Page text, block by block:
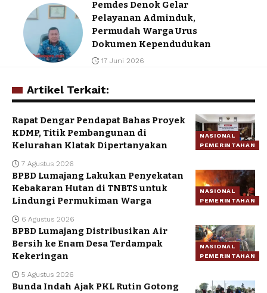
Pemdes Denok Gelar
Pelayanan Adminduk,
Permudah Warga Urus
Dokumen Kependudukan
17 Juni 2026
Artikel Terkait:
NASIONAL
PEMERINTAHAN
Rapat Dengar Pendapat Bahas Proyek
KDMP, Titik Pembangunan di
Kelurahan Klatak Dipertanyakan
7 Agustus 2026
NASIONAL
PEMERINTAHAN
BPBD Lumajang Lakukan Penyekatan
Kebakaran Hutan di TNBTS untuk
Lindungi Permukiman Warga
6 Agustus 2026
NASIONAL
PEMERINTAHAN
BPBD Lumajang Distribusikan Air
Bersih ke Enam Desa Terdampak
Kekeringan
5 Agustus 2026
Bunda Indah Ajak PKL Rutin Gotong